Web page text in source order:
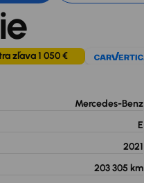
zľava 1 050 €
Mercedes-Benz
E
2021
203 305 km